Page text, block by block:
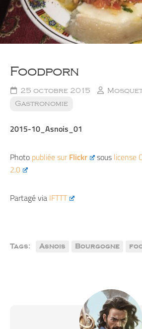
Foodporn
25 octobre 2015
Gastronomie
2015-10_Asnois_01
Photo publiée surFlickr sous license
2.0
Partagé via IFTTT
Tags: Asnois Bourgogne